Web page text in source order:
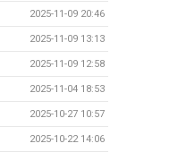
2025-11-09 20:46
2025-11-09 13:13
2025-11-09 12:58
2025-11-04 18:53
2025-10-27 10:57
2025-10-22 14:06